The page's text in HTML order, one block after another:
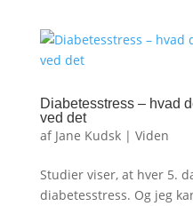
Diabetesstress – hvad
ved det
af Jane Kudsk| Viden
Studier viser, at hver 5.
diabetesstress. Og jeg